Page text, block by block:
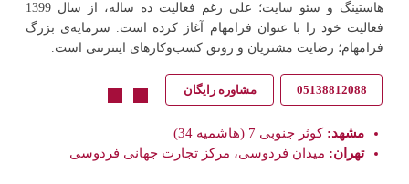
هاستینگ و سئو سایت؛ علی رغم فعالیت ده ساله، از سال 1399
فعالیت خود را با عنوان فرامهام آغاز کرده است. سرمایه‌ی بزرگ
فرامهام؛ رضایت مشتریان و رونق کسب‌وکارهای اینترنتی است.
05138812088 مشاوره رایگان
مشهد: کوثر جنوبی 7 (هاشمیه 34)
تهران: میدان فردوسی، مرکز تجارت جهانی فردوسی